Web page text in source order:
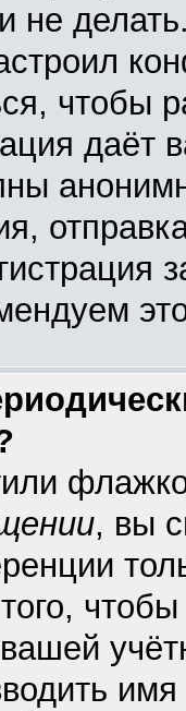
не
даёт
, вы
чтобы